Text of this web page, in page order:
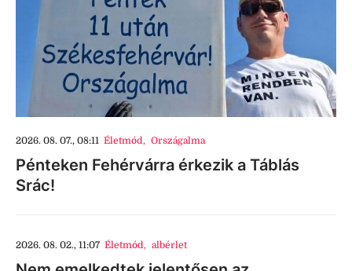
2026. 08. 07., 08:11 Életmód, Országalma
Pénteken Fehérvárra érkezik a Táblás
Srác!
2026. 08. 02., 11:07 Életmód, albérlet